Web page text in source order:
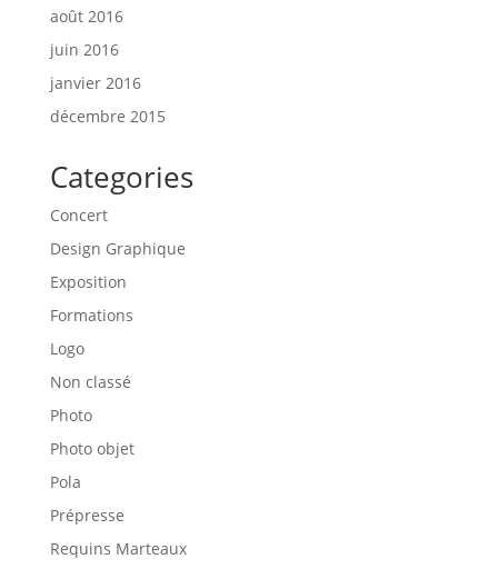
août 2016
juin 2016
janvier 2016
décembre 2015
Categories
Concert
Design Graphique
Exposition
Formations
Logo
Non classé
Photo
Photo objet
Pola
Prépresse
Requins Marteaux